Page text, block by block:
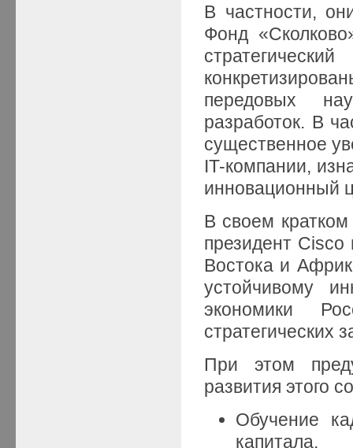
В частности,
Фонд
передовых
разработок. В
существенное
IT-компании,
инновационный
В своем
президент
Востока и
устойчивому
экономики
стратегических
При этом
развития этого
Обучение
капитала,